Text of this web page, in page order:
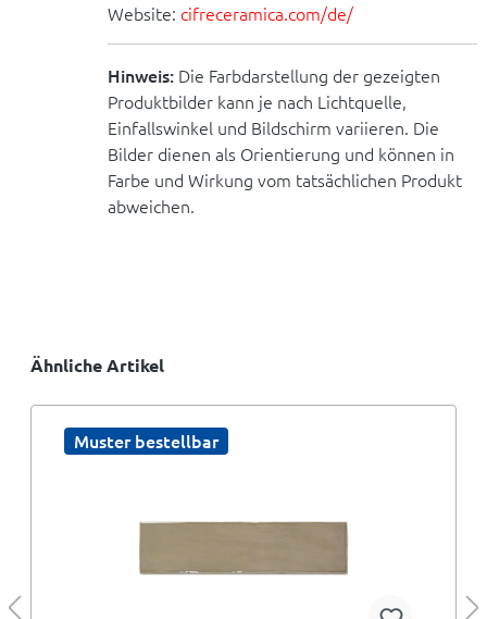
Website: cifreceramica.com/de/
Hinweis: Die Farbdarstellung der gezeigten
Produktbilder kann je nach Lichtquelle,
Einfallswinkel und Bildschirm variieren. Die
Bilder dienen als Orientierung und können in
Farbe und Wirkung vom tatsächlichen Produkt
abweichen.
Ähnliche Artikel
Muster bestellbar